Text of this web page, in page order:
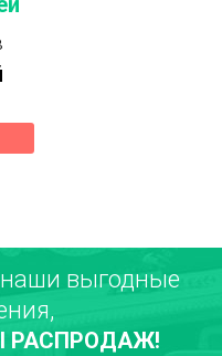
выгодные
РАСПРОДАЖ!